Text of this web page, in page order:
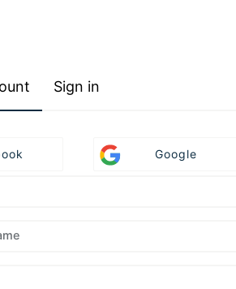
Sign in
GoogleCreate